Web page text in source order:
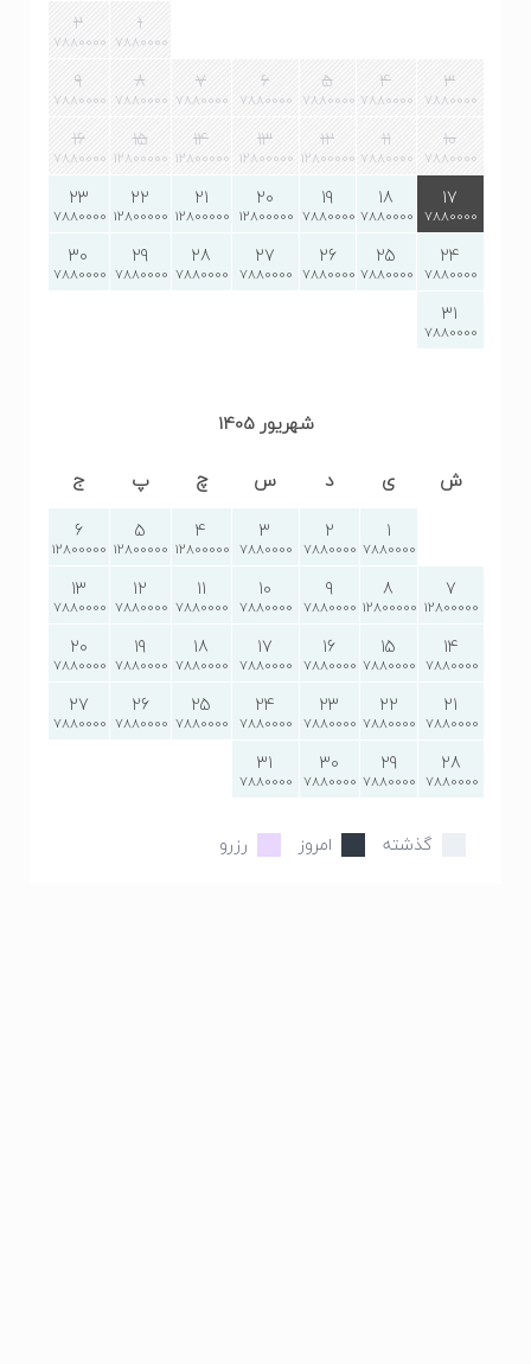
1
7880000
2
7880000
3
7880000
4
7880000
5
7880000
6
7880000
7
7880000
8
7880000
9
7880000
10
7880000
11
7880000
12
12800000
13
12800000
14
12800000
15
12800000
16
7880000
17
7880000
18
7880000
19
7880000
20
12800000
21
12800000
22
12800000
23
7880000
24
7880000
25
7880000
26
7880000
27
7880000
28
7880000
29
7880000
30
7880000
31
7880000
شهریور 1405
ش
ی د س چ پ ج
1
7880000
2
7880000
3
7880000
4
12800000
5
12800000
6
12800000
7
12800000
8
12800000
9
7880000
10
7880000
11
7880000
12
7880000
13
7880000
14
7880000
15
7880000
16
7880000
17
7880000
18
7880000
19
7880000
20
7880000
21
7880000
22
7880000
23
7880000
24
7880000
25
7880000
26
7880000
27
7880000
28
7880000
29
7880000
30
7880000
31
7880000
گذشته امروز رزرو